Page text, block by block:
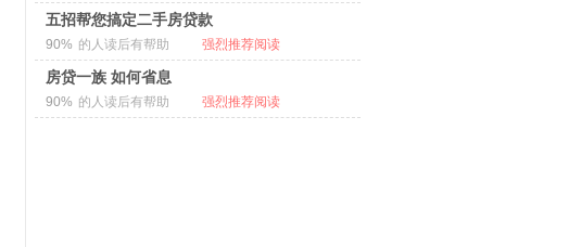
五招帮您搞定二手房贷款
90% 的人读后有帮助 强烈推荐阅读
房贷一族 如何省息
90% 的人读后有帮助 强烈推荐阅读